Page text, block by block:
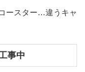
ースター…違うキャ
事中